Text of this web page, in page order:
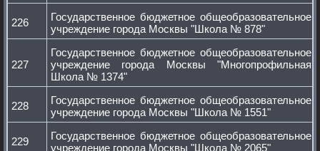
226
Государственное бюджетное общеобразовательное
учреждение города Москвы "Школа № 878"
227
Государственное бюджетное общеобразовательное
учреждение города Москвы "Многопрофильная
Школа № 1374"
228
Государственное бюджетное общеобразовательное
учреждение города Москвы "Школа № 1551"
229
Государственное бюджетное общеобразовательное
учреждение города Москвы "Школа № 2065"